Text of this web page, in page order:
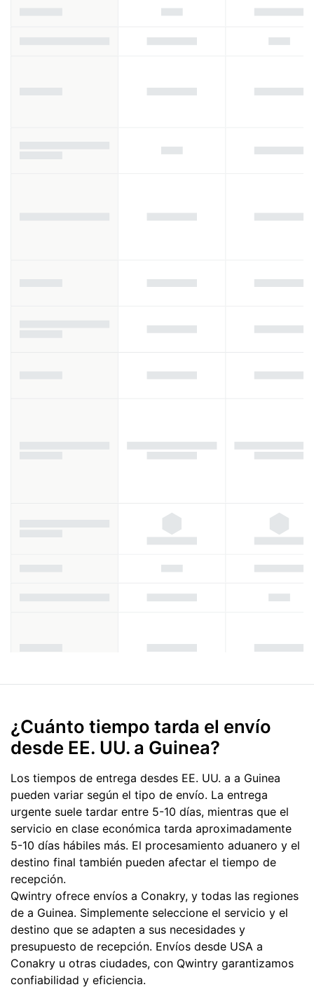
¿Cuánto tiempo tarda el envío
desde EE. UU. a Guinea?
Los tiempos de entrega desdes EE. UU. a a Guinea
pueden variar según el tipo de envío. La entrega
urgente suele tardar entre 5-10 días, mientras que el
servicio en clase económica tarda aproximadamente
5-10 días hábiles más. El procesamiento aduanero y el
destino final también pueden afectar el tiempo de
recepción.
Qwintry ofrece envíos a Conakry, y todas las regiones
de a Guinea. Simplemente seleccione el servicio y el
destino que se adapten a sus necesidades y
presupuesto de recepción. Envíos desde USA a
Conakry u otras ciudades, con Qwintry garantizamos
confiabilidad y eficiencia.